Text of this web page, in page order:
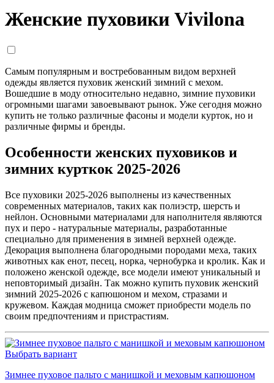
Женские пуховики Vivilona
Самым популярным и востребованным видом верхней
одежды является пуховик женский зимний с мехом.
Вошедшие в моду относительно недавно, зимние пуховики
огромными шагами завоевывают рынок. Уже сегодня можно
купить не только различные фасоны и модели курток, но и
различные фирмы и бренды.
Особенности женских пуховиков и
зимних курткок 2025-2026
Все пуховики 2025-2026 выполнены из качественных
современных материалов, таких как полиэстр, шерсть и
нейлон. Основными материалами для наполнителя являются
пух и перо - натуральные материалы, разработанные
специально для применения в зимней верхней одежде.
Декорация выполнена благородными породами меха, таких
животных как енот, песец, норка, чернобурка и кролик. Как и
положено женской одежде, все модели имеют уникальный и
неповторимый дизайн. Так можно купить пуховик женский
зимний 2025-2026 с капюшоном и мехом, стразами и
кружевом. Каждая модница сможет приобрести модель по
своим предпочтениям и пристрастиям.
Выбрать вариант
Зимнее пуховое пальто с манишкой и меховым капюшоном